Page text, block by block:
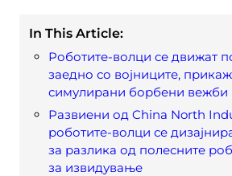
In This Article:
Роботите-волци се движат
заедно со војниците,
симулирани борбени вежби
Развиени од China North
роботите-волци се
за разлика од полесните
за извидување